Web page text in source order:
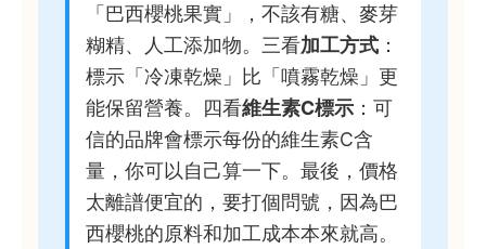
「巴西櫻桃果實」，不該有糖、麥芽
糊精、人工添加物。三看加工方式 ：
標示「冷凍乾燥」比「噴霧乾燥」更
能保留營養。四看維生素C標示 ：可
信的品牌會標示每份的維生素C含
量，你可以自己算一下。最後，價格
太離譜便宜的，要打個問號，因為巴
西櫻桃的原料和加工成本本來就高。